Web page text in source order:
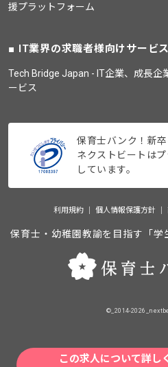
この求人について詳し
援プラットフォーム
IT業界の求職者様向けサービス
Tech Bridge Japan - IT企業、成長企
ービス
保育士バンク！新
ネクストビートは
しています。
利用規約 個人情報保護方針
保育士・幼稚園教諭を目指す「学
©_2014-